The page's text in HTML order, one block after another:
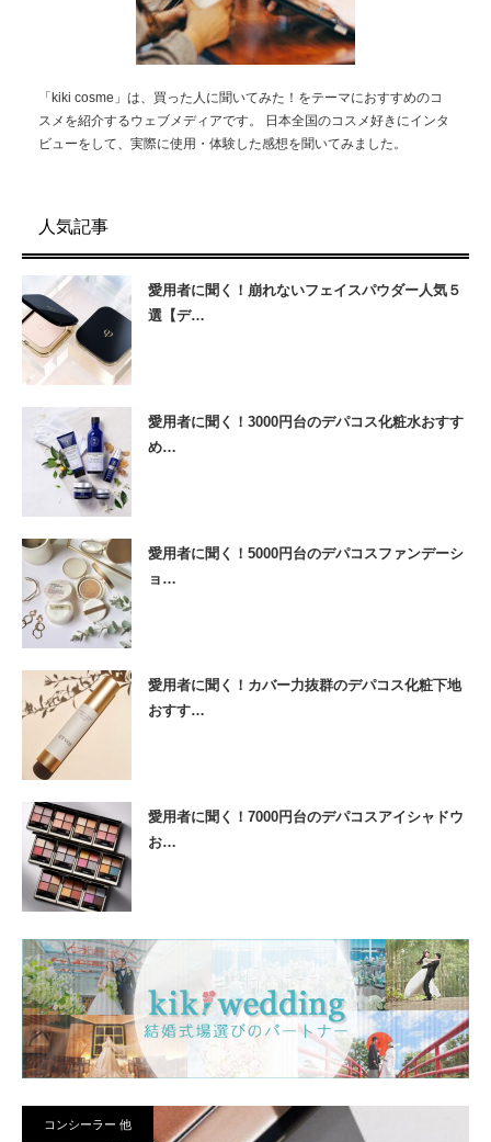
「kiki cosme」は、買った人に聞いてみた！をテーマにおすすめのコ
スメを紹介するウェブメディアです。 日本全国のコスメ好きにインタ
ビューをして、実際に使用・体験した感想を聞いてみました。
人気記事
愛用者に聞く！崩れないフェイスパウダー人気５
選【デ…
愛用者に聞く！3000円台のデパコス化粧水おすす
め…
愛用者に聞く！5000円台のデパコスファンデーシ
ョ…
愛用者に聞く！カバー力抜群のデパコス化粧下地
おすす…
愛用者に聞く！7000円台のデパコスアイシャドウ
お…
コンシーラー 他